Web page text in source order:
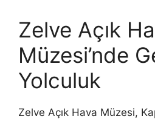
Zelve Açık
Müzesi’nde
Yolculuk
Zelve Açık Hava Müzesi,